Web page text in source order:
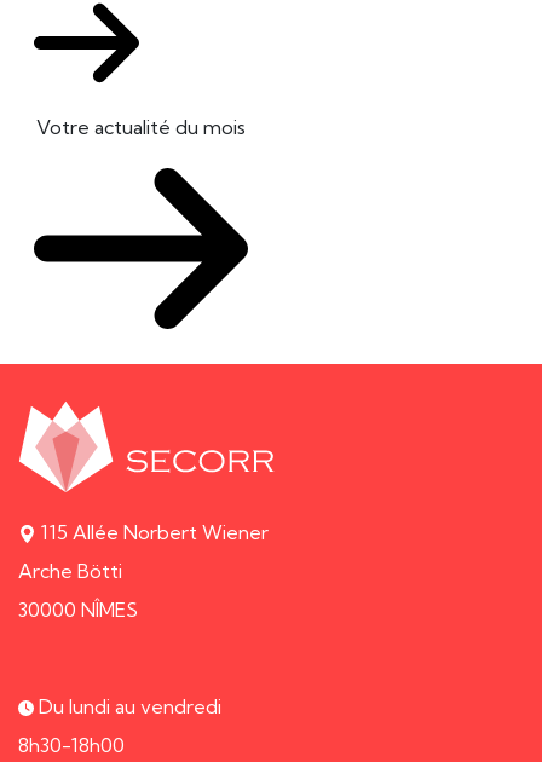
Votre actualité du mois
115 Allée Norbert Wiener
Arche Bötti
30000 NÎMES
Du lundi au vendredi
8h30-18h00